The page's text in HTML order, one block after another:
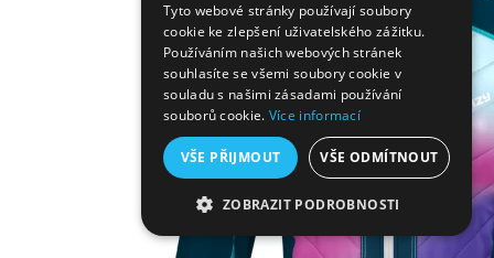
Tyto webové stránky používají soubory
cookie ke zlepšení uživatelského zážitku.
Používáním našich webových stránek
souhlasíte se všemi soubory cookie v
souladu s našimi zásadami používání
souborů cookie. Více informací
VŠE PŘIJMOUT VŠE ODMÍTNOUT
ZOBRAZIT PODROBNOSTI
NEZBYTNĚ NUTNÉ SOUBORY